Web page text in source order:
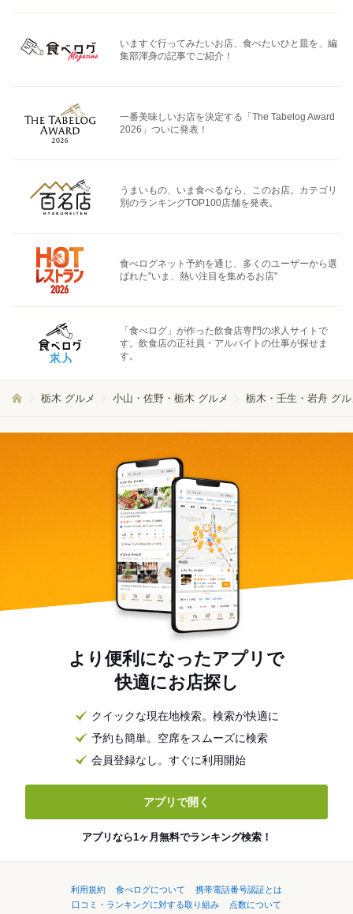
いますぐ行ってみたいお店、食べたいひと皿を、編
集部渾身の記事でご紹介！
一番美味しいお店を決定する「The Tabelog Award
2026」ついに発表！
うまいもの、いま食べるなら、このお店。カテゴリ
別のランキングTOP100店舗を発表。
食べログネット予約を通じ、多くのユーザーから選
ばれた"いま、熱い注目を集めるお店"
「食べログ」が作った飲食店専門の求人サイトで
す。飲食店の正社員・アルバイトの仕事が探せま
す。
栃木 グルメ 小山・佐野・栃木 グルメ 栃木・壬生・岩舟 グ
より便利になったアプリで
快適にお店探し
クイックな現在地検索。検索が快適に
予約も簡単。空席をスムーズに検索
会員登録なし。すぐに利用開始
アプリで開く
アプリなら1ヶ月無料でランキング検索！
利用規約 食べログについて
携帯電話番号認証とは
口コミ・ランキングに対する取り組み
点数について